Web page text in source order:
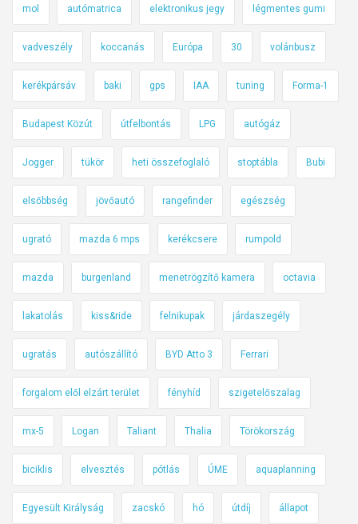
mol autómatrica elektronikus jegy légmentes gumi
vadveszély koccanás Európa 30 volánbusz
kerékpársáv baki gps IAA tuning Forma-1
Budapest Közút útfelbontás LPG autógáz
Jogger tükör heti összefoglaló stoptábla Bubi
elsőbbség jövőautó rangefinder egészség
ugrató mazda 6 mps kerékcsere rumpold
mazda burgenland menetrögzítő kamera octavia
lakatolás kiss&ride felnikupak járdaszegély
ugratás autószállító BYD Atto 3 Ferrari
forgalom elől elzárt terület fényhíd szigetelőszalag
mx-5 Logan Taliant Thalia Törökország
biciklis elvesztés pótlás ÚME aquaplanning
Egyesült Királyság zacskó hó útdíj állapot